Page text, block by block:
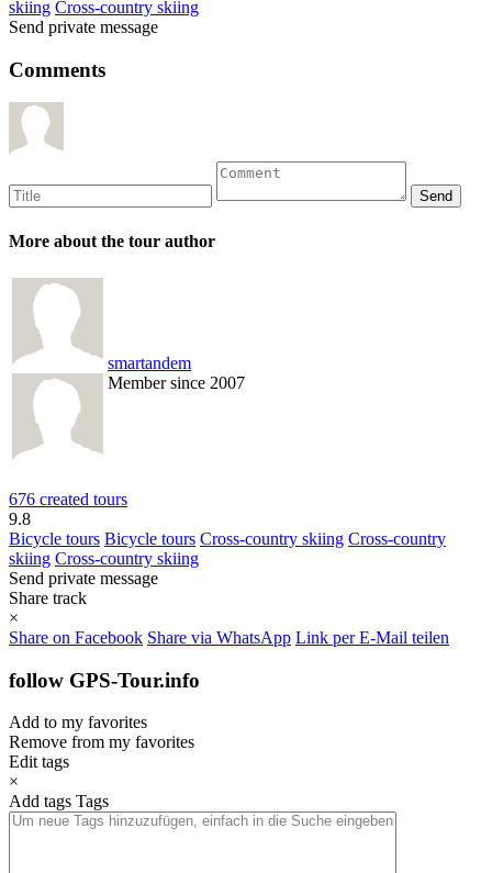
skiing Cross-country skiing
Send private message
Comments
More about the tour author
smartandem
Member since 2007
676 created tours
9.8
Bicycle tours Bicycle tours Cross-country skiing Cross-country
skiing Cross-country skiing
Send private message
Share track
×
Share on Facebook Share via WhatsApp Link per E-Mail teilen
follow GPS-Tour.info
Add to my favorites
Remove from my favorites
Edit tags
×
Add tags Tags